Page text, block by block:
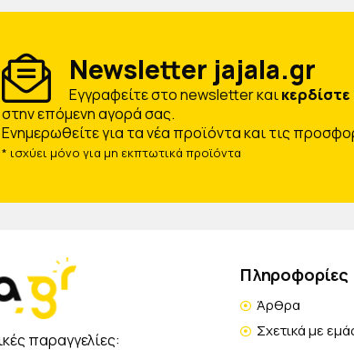
Newsletter jajala.gr
Eγγραφείτε στο newsletter και
στην επόμενη αγορά σας.
Ενημερωθείτε για τα νέα προϊόντα και τις
* ισχύει μόνο για μη εκπτωτικά προϊόντα
παραγγελίες:
Πληροφορίες
Άρθρα
Σχετικά με